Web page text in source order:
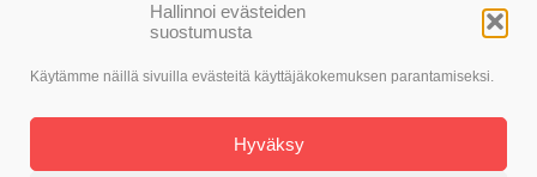
Hallinnoi evästeiden
suostumusta
Käytämme näillä sivuilla evästeitä käyttäjäkokemuksen parantamiseksi.
Hyväksy
Toteutus: Alasin Media Oy